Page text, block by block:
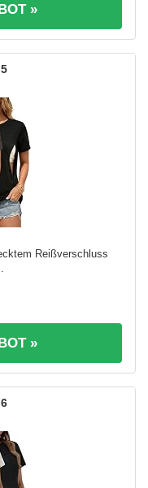
»
5
Reißverschluss
»
6